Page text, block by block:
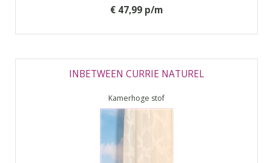
€ 47,99 p/m
INBETWEEN CURRIE NATUREL
Kamerhoge stof